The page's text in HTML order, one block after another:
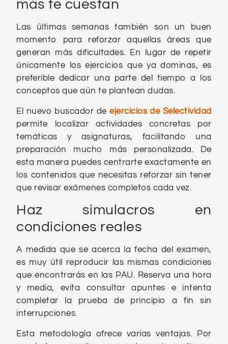
más te cuestan
Las últimas semanas también son un buen
momento para reforzar aquellas áreas que
generan más dificultades. En lugar de repetir
únicamente los ejercicios que ya dominas, es
preferible dedicar una parte del tiempo a los
conceptos que aún te plantean dudas.
El nuevo buscador deejercicios de Selectividad
permite localizar actividades concretas por
temáticas y asignaturas, facilitando una
preparación mucho más personalizada. De
esta manera puedes centrarte exactamente en
los contenidos que necesitas reforzar sin tener
que revisar exámenes completos cada vez.
Haz simulacros en
condiciones reales
A medida que se acerca la fecha del examen,
es muy útil reproducir las mismas condiciones
que encontrarás en las PAU. Reserva una hora
y media, evita consultar apuntes e intenta
completar la prueba de principio a fin sin
interrupciones.
Esta metodología ofrece varias ventajas. Por